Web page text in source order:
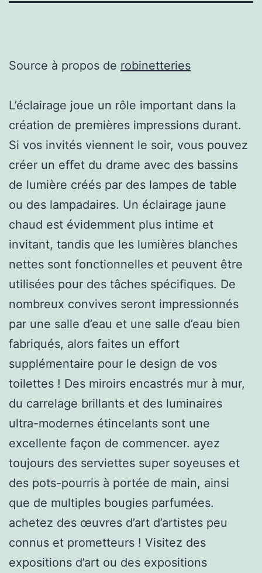
Source à propos de robinetteries
L’éclairage joue un rôle important dans la
création de premières impressions durant.
Si vos invités viennent le soir, vous pouvez
créer un effet du drame avec des bassins
de lumière créés par des lampes de table
ou des lampadaires. Un éclairage jaune
chaud est évidemment plus intime et
invitant, tandis que les lumières blanches
nettes sont fonctionnelles et peuvent être
utilisées pour des tâches spécifiques. De
nombreux convives seront impressionnés
par une salle d’eau et une salle d’eau bien
fabriqués, alors faites un effort
supplémentaire pour le design de vos
toilettes ! Des miroirs encastrés mur à mur,
du carrelage brillants et des luminaires
ultra-modernes étincelants sont une
excellente façon de commencer. ayez
toujours des serviettes super soyeuses et
des pots-pourris à portée de main, ainsi
que de multiples bougies parfumées.
achetez des œuvres d’art d’artistes peu
connus et prometteurs ! Visitez des
expositions d’art ou des expositions